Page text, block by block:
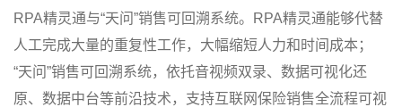
RPA精灵通与“天问”销售可回溯系统。RPA精灵通能够代替
人工完成大量的重复性工作，大幅缩短人力和时间成本；
“天问”销售可回溯系统，依托音视频双录、数据可视化还
原、数据中台等前沿技术，支持互联网保险销售全流程可视